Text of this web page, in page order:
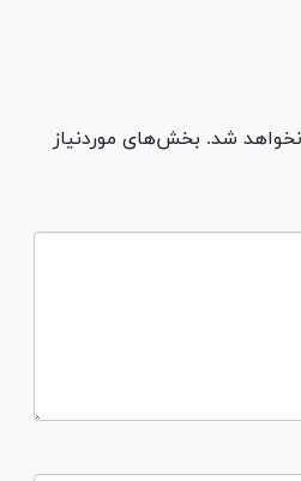
شد. بخش‌های موردنیاز